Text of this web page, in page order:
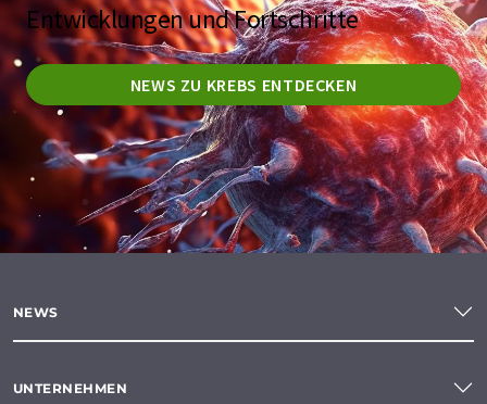
Entwicklungen und Fortschritte
NEWS ZU KREBS ENTDECKEN
NEWS
UNTERNEHMEN